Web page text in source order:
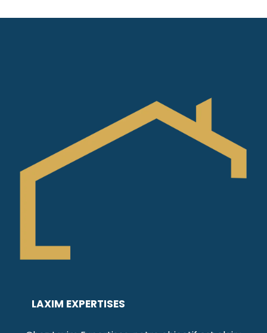
LAXIM EXPERTISES